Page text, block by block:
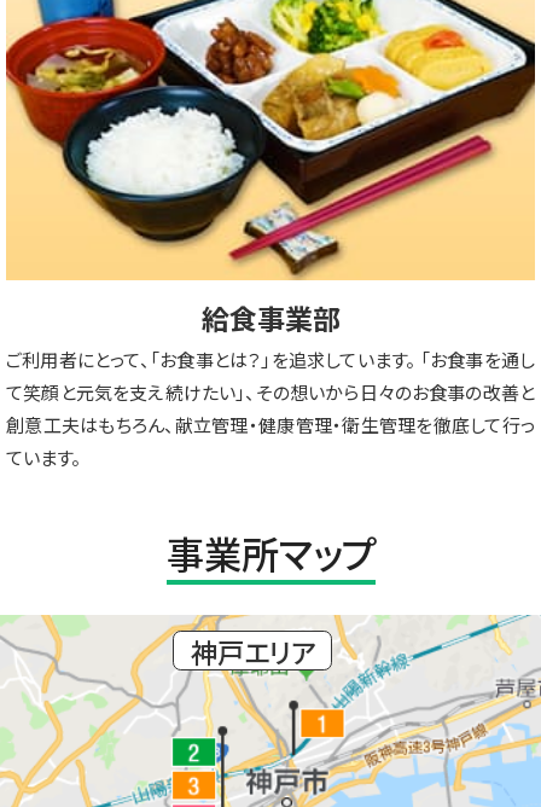
給食事業部
ご利用者にとって、「お食事とは？」を追求しています。 「お食事を通し
て笑顔と元気を支え続けたい」、その想いから日々のお食事の改善と
創意工夫はもちろん、献立管理・健康管理・衛生管理を徹底して行っ
ています。
事業所マップ
神戸エリア